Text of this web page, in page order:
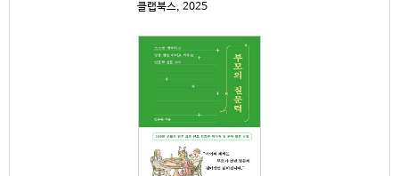
클랩북스, 2025